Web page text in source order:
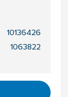
10136426
1063822